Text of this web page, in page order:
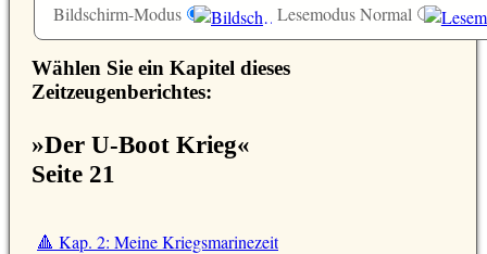
Bildschirm-Modus Lesemodus Normal
Wählen Sie ein Kapitel dieses
Zeitzeugenberichtes:
»Der U-Boot Krieg«
Seite 21
🔺 Kap. 2: Meine Kriegsmarinezeit